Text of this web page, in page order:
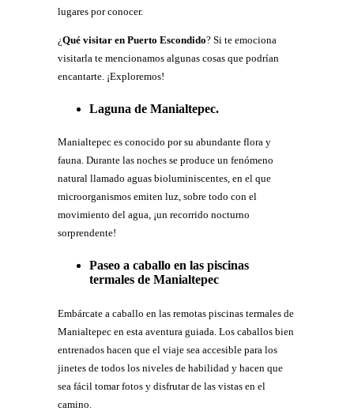
lugares por conocer.
¿Qué visitar en Puerto Escondido? Si te emociona
visitarla te mencionamos algunas cosas que podrían
encantarte. ¡Exploremos!
Laguna de Manialtepec.
Manialtepec es conocido por su abundante flora y
fauna. Durante las noches se produce un fenómeno
natural llamado aguas bioluminiscentes, en el que
microorganismos emiten luz, sobre todo con el
movimiento del agua, ¡un recorrido nocturno
sorprendente!
Paseo a caballo en las piscinas
termales de Manialtepec
Embárcate a caballo en las remotas piscinas termales de
Manialtepec en esta aventura guiada. Los caballos bien
entrenados hacen que el viaje sea accesible para los
jinetes de todos los niveles de habilidad y hacen que
sea fácil tomar fotos y disfrutar de las vistas en el
camino.